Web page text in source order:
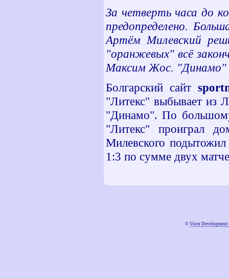
За четверть часа до
предопределено.
Артём Милевский
"оранжевых" всё
Максим Жос. "Динамо"
Болгарский сайт
"Литекс" выбывает из
"Динамо". По
"Литекс" проиграл
Милевского
1:3 по сумме двух
© Voon Development